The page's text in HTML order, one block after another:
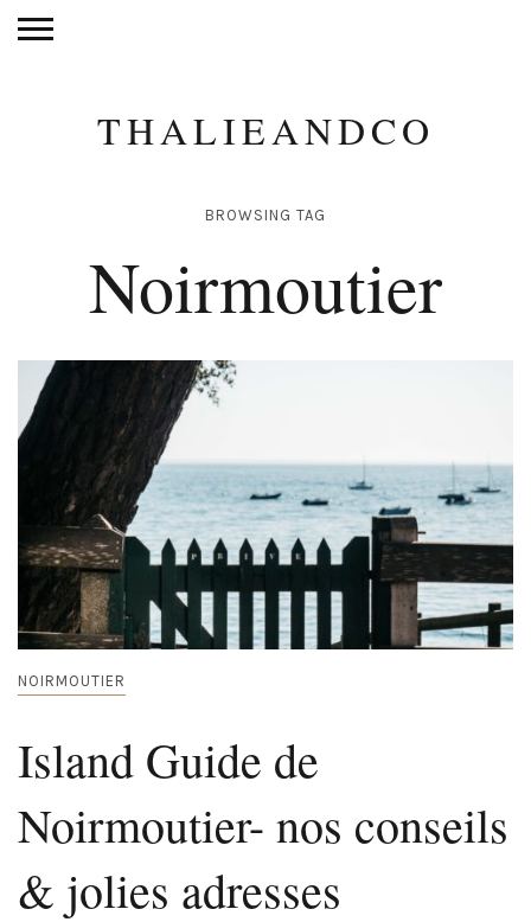
THALIEANDCO
BROWSING TAG
Noirmoutier
NOIRMOUTIER
Island Guide de
Noirmoutier- nos conseils
& jolies adresses